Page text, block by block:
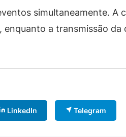
simultaneamente. A
a transmissão
LinkedIn Telegram